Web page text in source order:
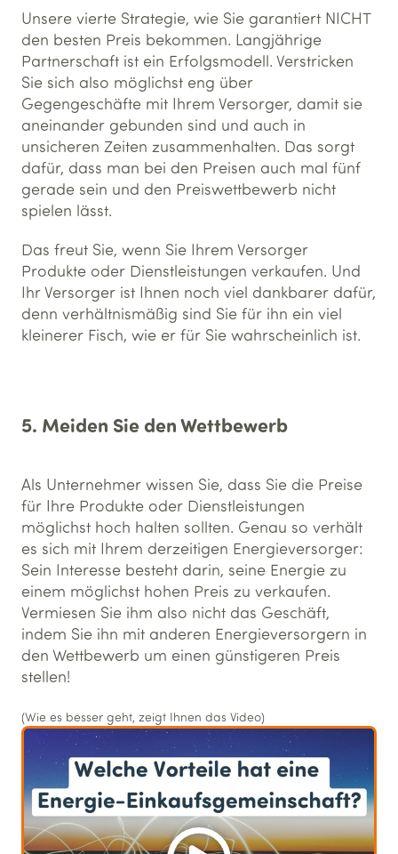
Unsere vierte Strategie, wie Sie garantiert NICHT
den besten Preis bekommen. Langjährige
Partnerschaft ist ein Erfolgsmodell. Verstricken
Sie sich also möglichst eng über
Gegengeschäfte mit Ihrem Versorger, damit sie
aneinander gebunden sind und auch in
unsicheren Zeiten zusammenhalten. Das sorgt
dafür, dass man bei den Preisen auch mal fünf
gerade sein und den Preiswettbewerb nicht
spielen lässt.
Das freut Sie, wenn Sie Ihrem Versorger
Produkte oder Dienstleistungen verkaufen. Und
Ihr Versorger ist Ihnen noch viel dankbarer dafür,
denn verhältnismäßig sind Sie für ihn ein viel
kleinerer Fisch, wie er für Sie wahrscheinlich ist.
5. Meiden Sie den Wettbewerb
Als Unternehmer wissen Sie, dass Sie die Preise
für Ihre Produkte oder Dienstleistungen
möglichst hoch halten sollten. Genau so verhält
es sich mit Ihrem derzeitigen Energieversorger:
Sein Interesse besteht darin, seine Energie zu
einem möglichst hohen Preis zu verkaufen.
Vermiesen Sie ihm also nicht das Geschäft,
indem Sie ihn mit anderen Energieversorgern in
den Wettbewerb um einen günstigeren Preis
stellen!
(Wie es besser geht, zeigt Ihnen das Video)